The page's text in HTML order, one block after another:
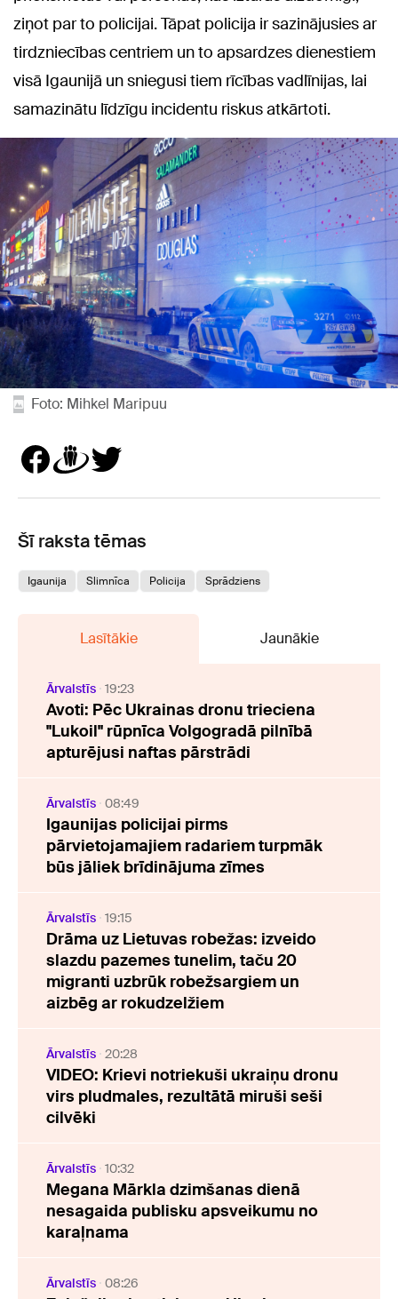
ziņot par to policijai. Tāpat policija ir sazinājusies ar
tirdzniecības centriem un to apsardzes dienestiem
visā Igaunijā un sniegusi tiem rīcības vadlīnijas, lai
samazinātu līdzīgu incidentu riskus atkārtoti.
Foto: Mihkel Maripuu
Šī raksta tēmas
Igaunija Slimnīca Policija Sprādziens
Lasītākie Jaunākie
Ārvalstīs 19:23
Avoti: Pēc Ukrainas dronu trieciena
"Lukoil" rūpnīca Volgogradā pilnībā
apturējusi naftas pārstrādi
Ārvalstīs 08:49
Igaunijas policijai pirms
pārvietojamajiem radariem turpmāk
būs jāliek brīdinājuma zīmes
Ārvalstīs 19:15
Drāma uz Lietuvas robežas: izveido
slazdu pazemes tunelim, taču 20
migranti uzbrūk robežsargiem un
aizbēg ar rokudzelžiem
Ārvalstīs 20:28
VIDEO: Krievi notriekuši ukraiņu dronu
virs pludmales, rezultātā miruši seši
cilvēki
Ārvalstīs 10:32
Megana Mārkla dzimšanas dienā
nesagaida publisku apsveikumu no
karaļnama
Ārvalstīs 08:26